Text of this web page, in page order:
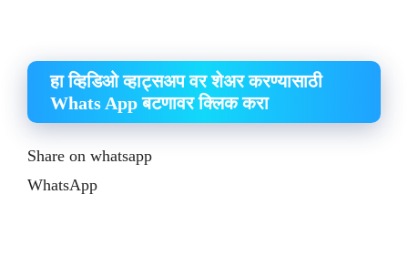
हा व्हिडिओ व्हाट्सअप वर शेअर करण्यासाठी
Whats App बटणावर क्लिक करा
Share on whatsapp
WhatsApp